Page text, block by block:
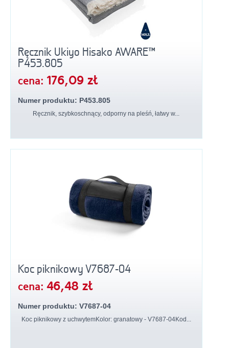
Ręcznik Ukiyo Hisako AWARE™
P453.805
cena: 176,09 zł
Numer produktu: P453.805
Ręcznik, szybkoschnący, odporny na pleśń, łatwy w...
Koc piknikowy V7687-04
cena: 46,48 zł
Numer produktu: V7687-04
Koc piknikowy z uchwytemKolor: granatowy - V7687-04Kod...